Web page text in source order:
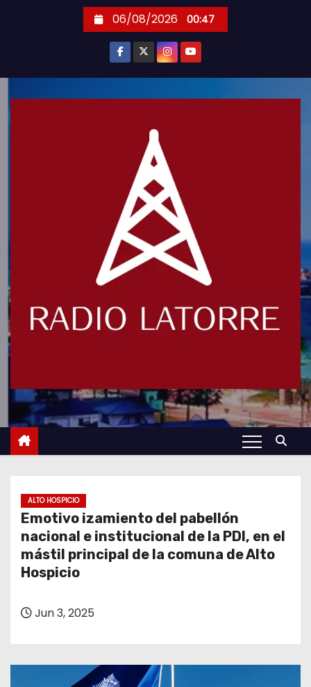
06/08/2026 00:47
ALTO HOSPICIO
Emotivo izamiento del pabellón
nacional e institucional de la PDI, en el
mástil principal de la comuna de Alto
Hospicio
Jun 3, 2025